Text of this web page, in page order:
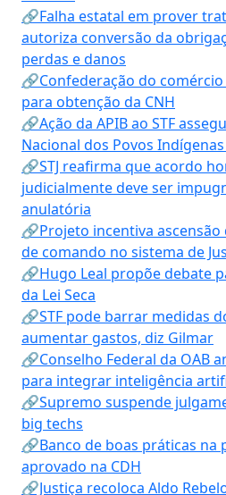
🔗Falha estatal em prover
autoriza conversão da
perdas e danos
🔗Confederação do
para obtenção da CNH
🔗Ação da APIB ao STF
Nacional dos Povos
🔗STJ reafirma que acordo
judicialmente deve ser
anulatória
🔗Projeto incentiva
de comando no sistema de
🔗Hugo Leal propõe debate
da Lei Seca
🔗STF pode barrar medidas
aumentar gastos, diz Gilmar
🔗Conselho Federal da OAB
para integrar inteligência
🔗Supremo suspende
big techs
🔗Banco de boas práticas na
aprovado na CDH
🔗Justiça recoloca Aldo